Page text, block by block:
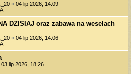
« 04 lip 2026, 14:09
DZISIAJ oraz zabawa na weselach
« 04 lip 2026, 14:06
03 lip 2026, 18:26